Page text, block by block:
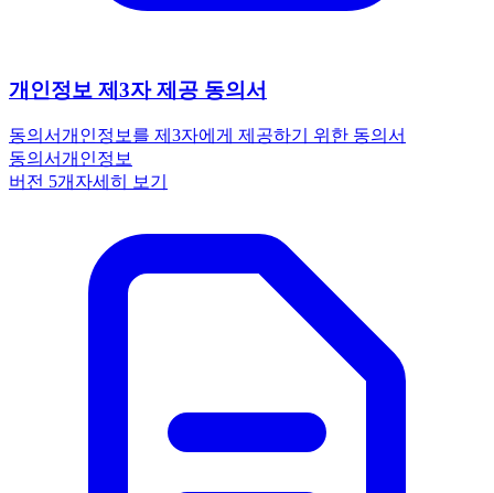
개인정보 제3자 제공 동의서
동의서개인정보를 제3자에게 제공하기 위한 동의서
동의서개인정보
버전 5개 자세히 보기